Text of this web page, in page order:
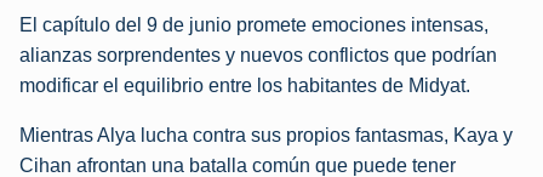
El capítulo del 9 de junio promete emociones intensas,
alianzas sorprendentes y nuevos conflictos que podrían
modificar el equilibrio entre los habitantes de Midyat.
Mientras Alya lucha contra sus propios fantasmas, Kaya y
Cihan afrontan una batalla común que puede tener